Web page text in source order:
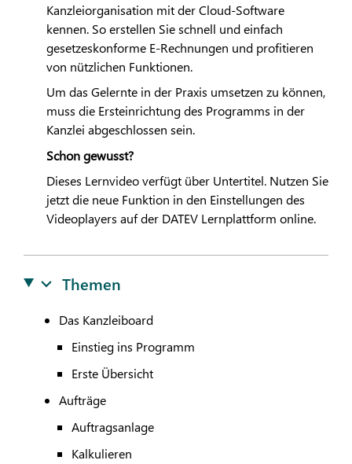
Kanzleiorganisation mit der Cloud-Software
kennen. So erstellen Sie schnell und einfach
gesetzeskonforme E-Rechnungen und profitieren
von nützlichen Funktionen.
Um das Gelernte in der Praxis umsetzen zu können,
muss die Ersteinrichtung des Programms in der
Kanzlei abgeschlossen sein.
Schon gewusst?
Dieses Lernvideo verfügt über Untertitel. Nutzen Sie
jetzt die neue Funktion in den Einstellungen des
Videoplayers auf der DATEVLernplattform online.
Themen
Das Kanzleiboard
Einstieg ins Programm
Erste Übersicht
Aufträge
Auftragsanlage
Kalkulieren